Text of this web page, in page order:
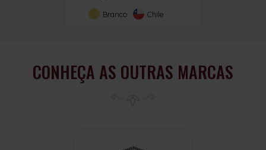
Branco Chile
CONHEÇA AS OUTRAS MARCAS